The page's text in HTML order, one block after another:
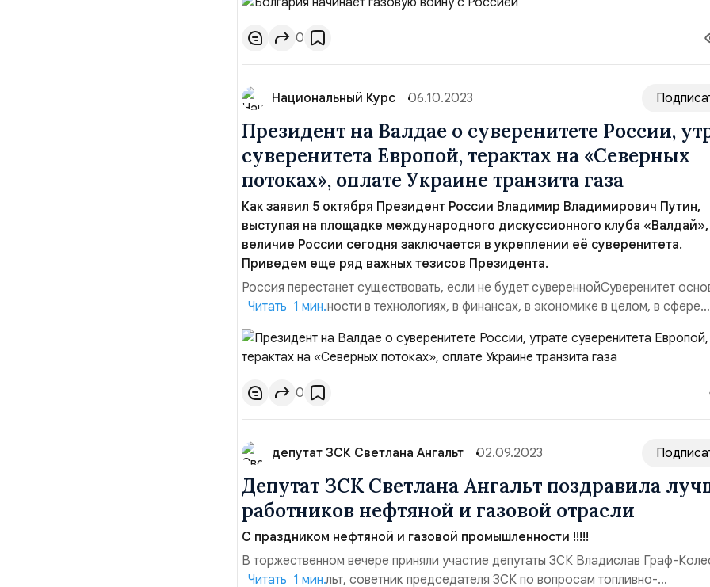
происходить всё это время! И вот нате вам. Произошло наконец-то.
нами Болгария напомнила о себе попытав...
0
Национальный Курс 06.10.2023
Президент на Валдае о суверенитете России,
суверенитета Европой, терактах на «Северных
потоках», оплате Украине транзита газа
Как заявил 5 октября Президент России Владимир Владимирович Путин,
выступая на площадке международного дискуссионного клуба «Валдай»,
величие России сегодня заключается в укреплении её суверенитета.
Приведем еще ряд важных тезисов Президента.
Россия перестанет существовать, если не будет сувереннойСуверенитет
самодостаточности в технологиях, в финансах, в экономике в целом, в сфере
обороны и безопасности. Те люди, которые начали зачем-то бороться с
сегодняшней после 1991 года, я не понимаю, зачем они это сделали, только из-
самоуверенности и из-за глупости.Это приве...
Читать 1 мин.
0
депутат ЗСК Светлана Ангальт 02.09.2023
Депутат ЗСК Светлана Ангальт поздравила
работников нефтяной и газовой отрасли
С праздником нефтяной и газовой промышленности !!!!!
В торжественном вечере приняли участие депутаты ЗСК Владислав Граф-
Светлана Ангальт, советник председателя ЗСК по вопросам топливно-
Читать 1 мин.